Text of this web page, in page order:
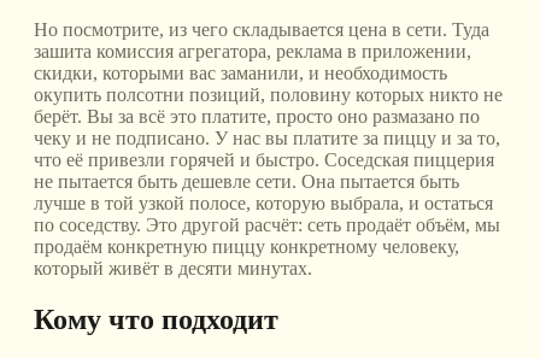
Но посмотрите, из чего складывается цена в сети. Туда
зашита комиссия агрегатора, реклама в приложении,
скидки, которыми вас заманили, и необходимость
окупить полсотни позиций, половину которых никто не
берёт. Вы за всё это платите, просто оно размазано по
чеку и не подписано. У нас вы платите за пиццу и за то,
что её привезли горячей и быстро. Соседская пиццерия
не пытается быть дешевле сети. Она пытается быть
лучше в той узкой полосе, которую выбрала, и остаться
по соседству. Это другой расчёт: сеть продаёт объём, мы
продаём конкретную пиццу конкретному человеку,
который живёт в десяти минутах.
Кому что подходит